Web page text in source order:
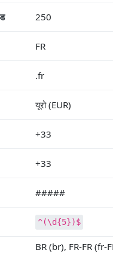
250
FR
.fr
यूरो (EUR)
+33
+33
#####
^(\d{5})$
BR (br), FR-FR (fr-